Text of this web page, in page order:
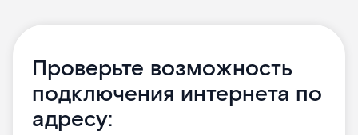
Проверьте возможность
подключения интернета по
адресу: